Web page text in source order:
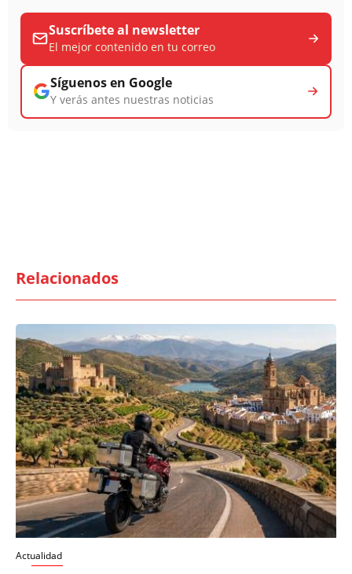
Suscríbete al newsletter
El mejor contenido en tu correo
Síguenos en Google
Y verás antes nuestras noticias
Relacionados
Actualidad